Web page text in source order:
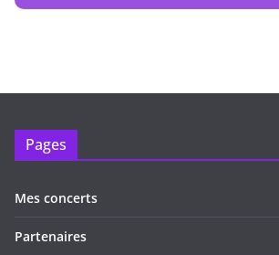
Pages
Mes concerts
Partenaires